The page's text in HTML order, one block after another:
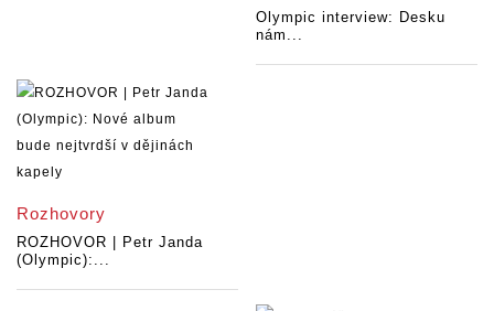
Olympic interview: Desku
nám...
Rozhovory
ROZHOVOR | Petr Janda
(Olympic):...